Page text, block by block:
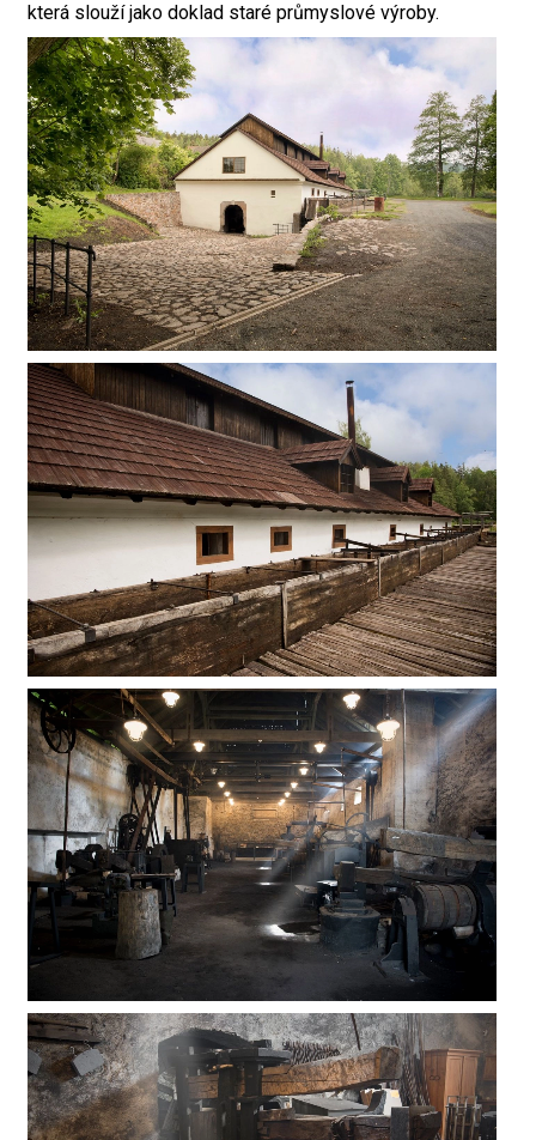
která slouží jako doklad staré průmyslové výroby.